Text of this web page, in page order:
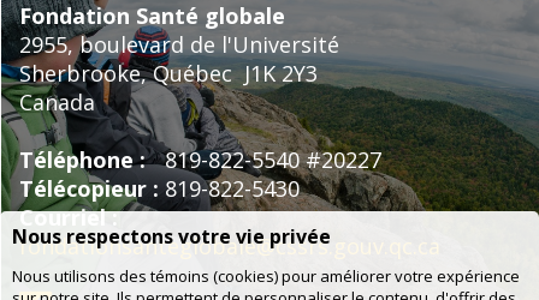
Fondation Santé globale
2955, boulevard de l'Université
Sherbrooke,Québec J1K 2Y3
Canada
Téléphone :
819-822-5540 #20227
Télécopieur : 819-822-5430
Courriel :
fondationsanteglobale@cssrs.gouv.qc.ca
Nous respectons votre vie privée
Nous utilisons des témoins (cookies) pour améliorer votre expérience